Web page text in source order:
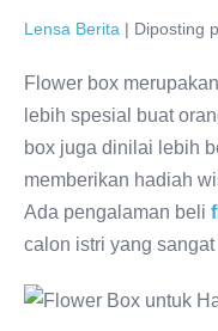
Lensa Berita | Diposting
Flower box
lebih spesial buat
box juga dinilai lebih
memberikan hadiah
Ada pengalaman beli
calon istri yang